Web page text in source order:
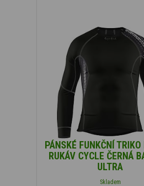
PÁNSKÉ FUNKČNÍ TRIKO
RUKÁV CYCLE ČERNÁ
ULTRA
Skladem